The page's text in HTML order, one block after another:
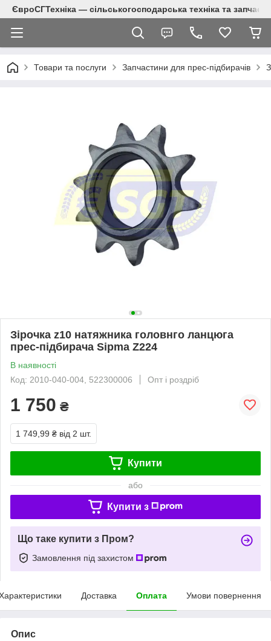
ЄвроСГТехніка — сільськогосподарська техніка та
Товари та послуги Запчастини для прес-підбирачів
Зірочка z10 натяжника головнго ланцюга
прес-підбирача Sipma Z224
В наявності
Код: 2010-040-004, 522300006
Опт і роздріб
1 750 ₴
1 749,99 ₴ від 2 шт.
Купити
або
Купити з
Що таке купити з Пром?
Замовлення під захистом
Доставка Оплата Умови повернення
Опис